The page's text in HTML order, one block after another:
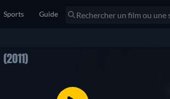
Sports Guide
(2011)